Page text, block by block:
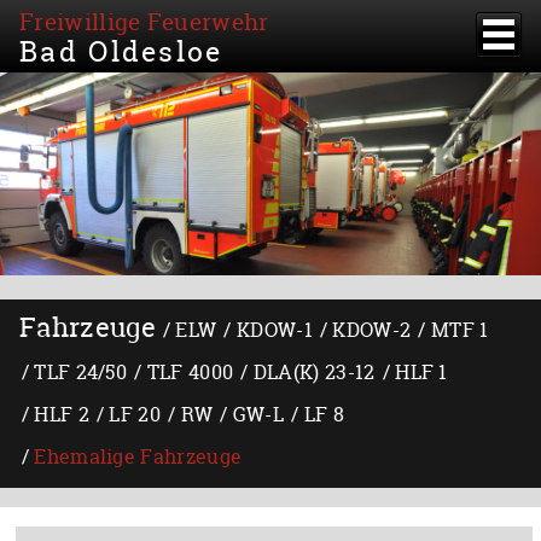
Freiwillige Feuerwehr
Bad Oldesloe
Fahrzeuge ELW KDOW-1 KDOW-2
MTF 1
TLF 24/50
TLF 4000 DLA(K) 23-12
HLF 1
HLF 2
LF 20 RW GW-L
LF 8
Ehemalige Fahrzeuge